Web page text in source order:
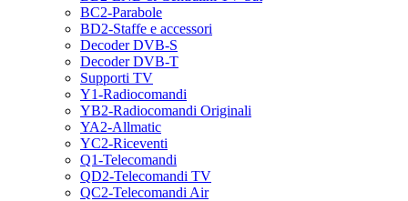
BC2-Parabole
BD2-Staffe e accessori
Decoder DVB-S
Decoder DVB-T
Supporti TV
Y1-Radiocomandi
YB2-Radiocomandi Originali
YA2-Allmatic
YC2-Riceventi
Q1-Telecomandi
QD2-Telecomandi TV
QC2-Telecomandi Air